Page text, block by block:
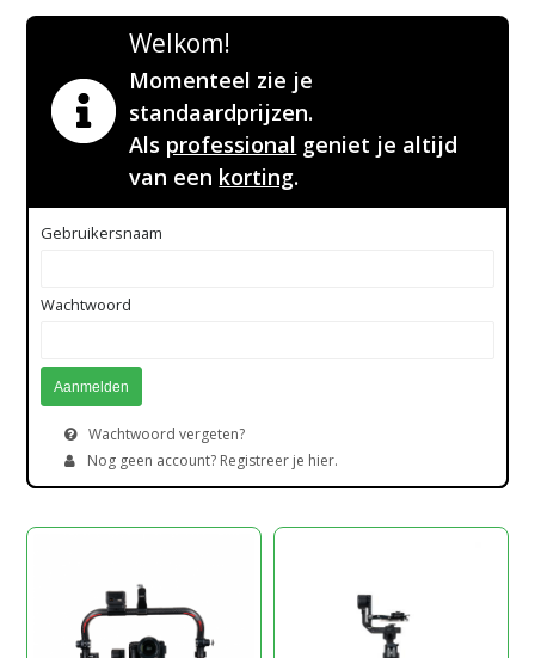
Welkom!
Momenteel zie je
standaardprijzen.
Als professional geniet je altijd
van een korting.
Gebruikersnaam
Wachtwoord
Wachtwoord vergeten?
Nog geen account? Registreer je hier.